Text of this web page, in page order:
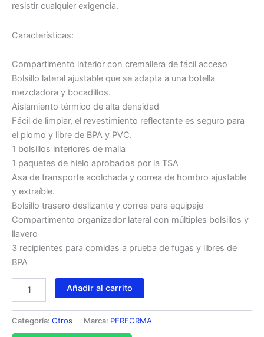
resistir cualquier exigencia.
Características:
Compartimento interior con cremallera de fácil acceso
Bolsillo lateral ajustable que se adapta a una botella
mezcladora y bocadillos.
Aislamiento térmico de alta densidad
Fácil de limpiar, el revestimiento reflectante es seguro para
el plomo y libre de BPA y PVC.
1 bolsillos interiores de malla
1 paquetes de hielo aprobados por la TSA
Asa de transporte acolchada y correa de hombro ajustable
y extraíble.
Bolsillo trasero deslizante y correa para equipaje
Compartimento organizador lateral con múltiples bolsillos y
llavero
3 recipientes para comidas a prueba de fugas y libres de
BPA
Añadir al carrito
Categoría: Otros Marca: PERFORMA